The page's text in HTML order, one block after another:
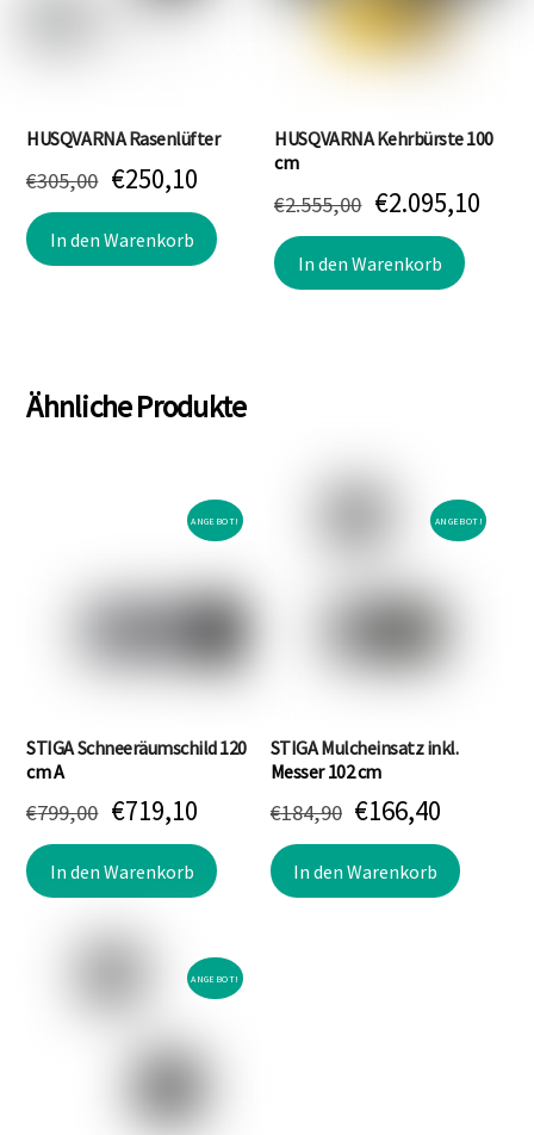
HUSQVARNA Rasenlüfter
€305,00 Ursprünglicher
Preis
war:
€250,10Aktueller
Preis
ist:
€250,10.
In den Warenkorb
HUSQVARNA Kehrbürste 100
cm
€2.555,00
Preis
war:
€2.095,10
In den Warenkorb
Ähnliche Produkte
ANGEBOT!
STIGA Schneeräumschild 120
cm A
€799,00 Ursprünglicher
Preis
war:
€799,00
€719,10Aktueller
Preis
ist:
In den Warenkorb
ANGEBOT!
STIGA Mulcheinsatz inkl.
Messer 102 cm
€184,90 Ursprünglicher
Preis
war:
€166,40
Preis
ist:
In den Warenkorb
ANGEBOT!